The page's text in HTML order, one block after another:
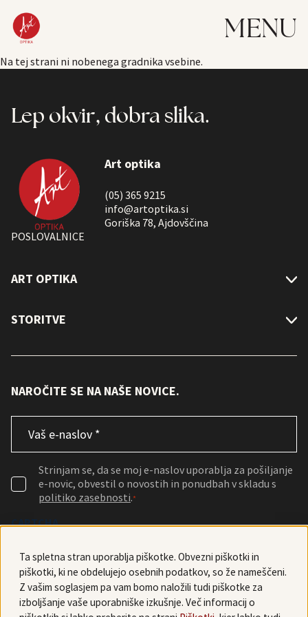
MENU
Na tej strani ni nobenega gradnika vsebine.
Lep okvir, dobra slika.
Art optika
(05) 365 9215
info@artoptika.si
Goriška 78, Ajdovščina
POSLOVALNICE
ART OPTIKA
STORITVE
NAROČITE SE NA NAŠE NOVICE.
Consent*
Strinjam se, da se moj e-naslov uporablja za pošiljanje
e-novic, obvestil o novostih in ponudbah v skladu s
politiko zasebnosti.*
CAPTCHA
Ta spletna stran uporablja piškotke. Obvezni piškotki in
piškotki, ki ne obdelujejo osebnih podatkov, so že nameščeni.
Z vašim soglasjem pa vam bomo naložili tudi piškotke za
izboljšanje vaše uporabniške izkušnje. Več informacij o